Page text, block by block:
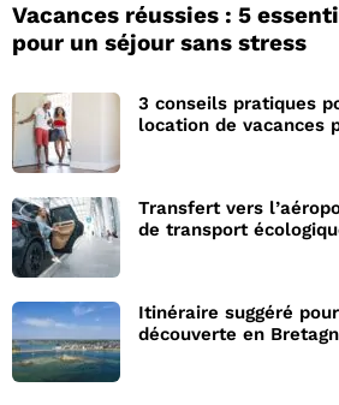
Vacances réussies : 5
pour un séjour sans stress
3 conseils pratiques
location de vacances
Transfert vers
de transport
Itinéraire suggéré
découverte en